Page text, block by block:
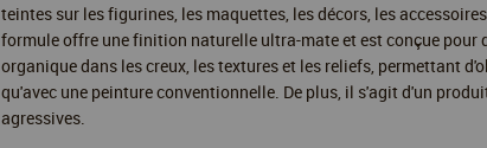
teintes sur les figurines, les maquettes, les décors, les
formule offre une finition naturelle ultra-mate et est conçue pour
organique dans les creux, les textures et les reliefs, permettant
qu'avec une peinture conventionnelle. De plus, il s'agit d'un
agressives.